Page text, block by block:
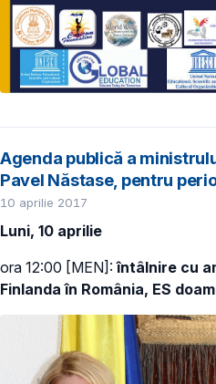
Agenda publică a
Pavel Năstase, pentru
10 aprilie 2017
Luni, 10 aprilie
ora 12:00 [MEN]:întâlnire cu
Finlanda în România, ES